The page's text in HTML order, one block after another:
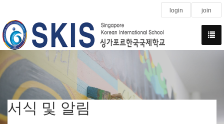
login join
서식 및 알림